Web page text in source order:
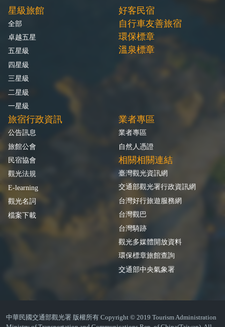
星級旅館
全部
卓越五星
五星級
四星級
三星級
二星級
一星級
好客民宿
自行車友善旅宿
環保標章
溫泉標章
旅宿行政資訊
公告訊息
旅館公會
民宿協會
觀光法規
E-learning
觀光名詞
檔案下載
業者專區
業者專區
自然人憑證
相關相關連結
臺灣觀光資訊網
交通部觀光署行政資訊網
台灣好行旅遊服務網
台灣觀巴
台灣騎跡
觀光多媒體開放資料
環保標章旅館查詢
交通部中央氣象署
中華民國交通部觀光署 版權所有 Copyright © 2019 Tourism Administration